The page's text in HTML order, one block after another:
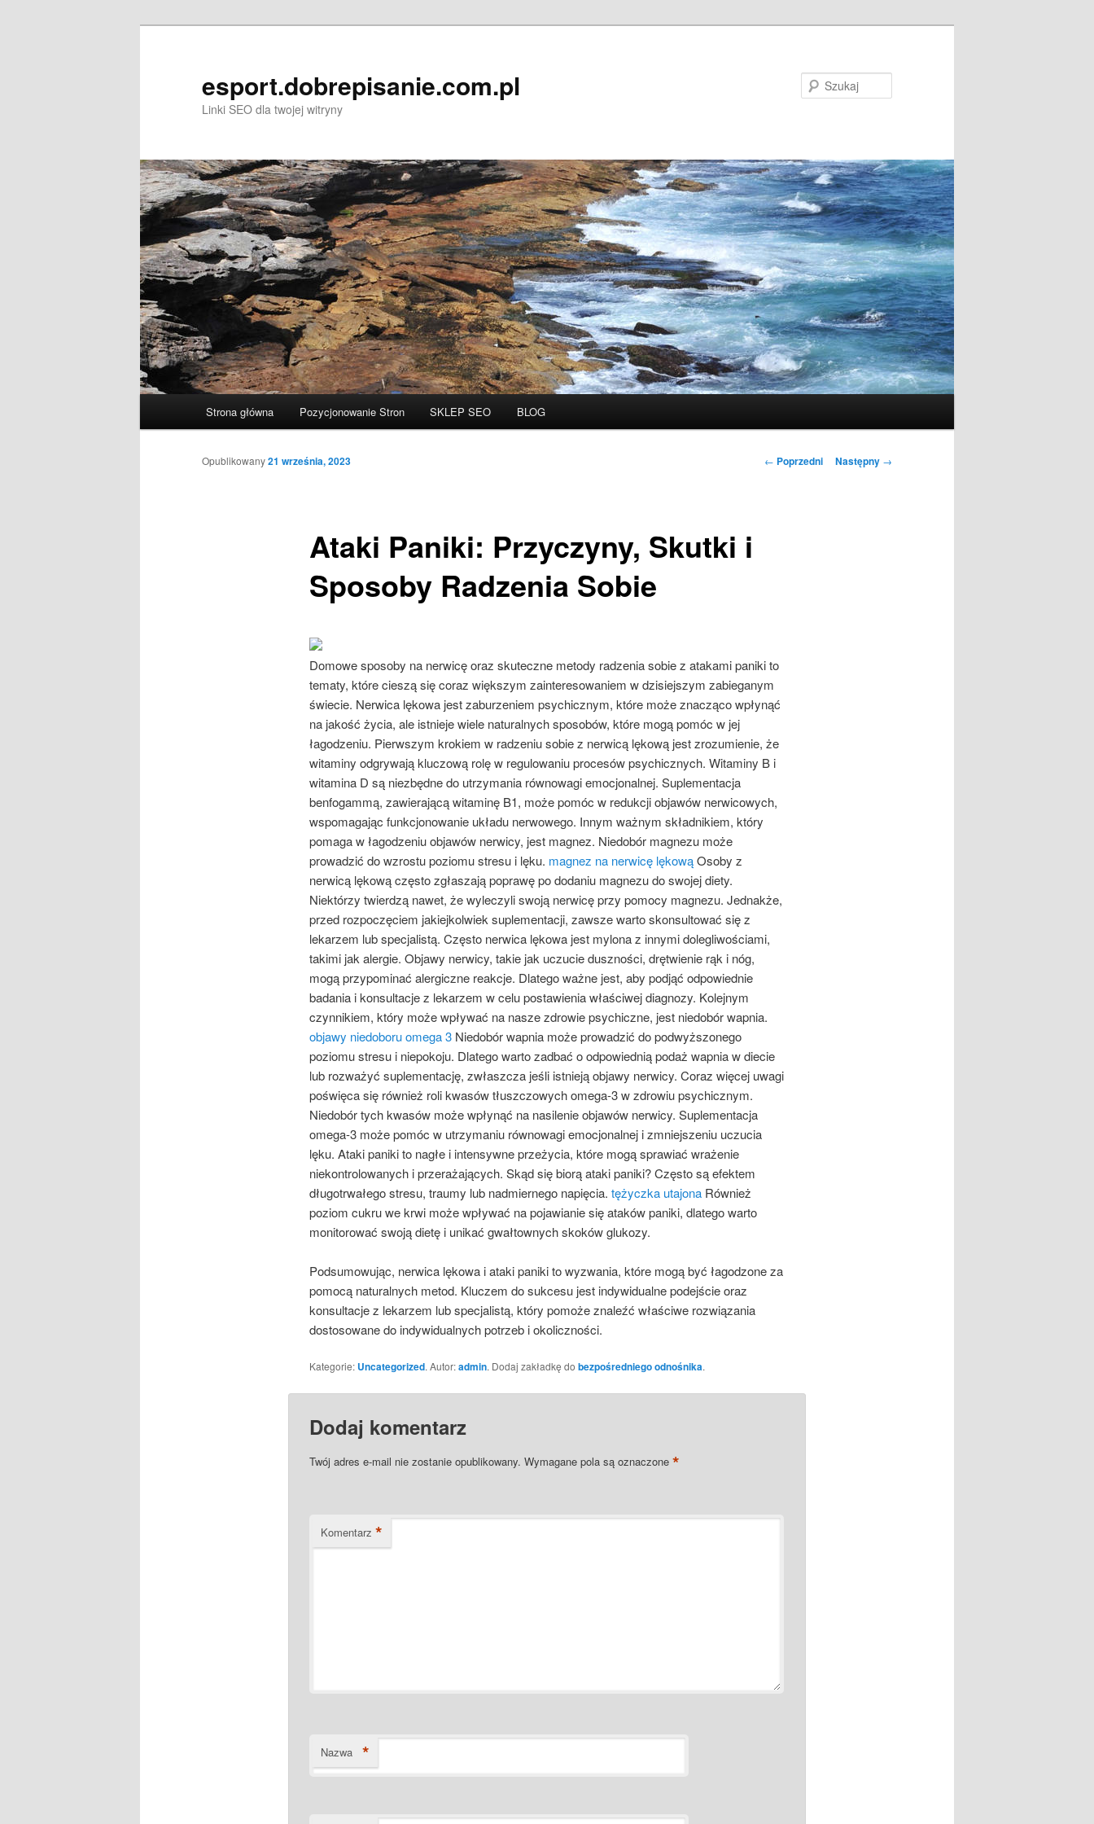
esport.dobrepisanie.com.pl
Linki SEO dla twojej witryny
Strona główna Pozycjonowanie Stron SKLEP SEO BLOG
Nawigacja
← Poprzedni Następny →
Ataki Paniki: Przyczyny, Skutki i
Sposoby Radzenia Sobie
Opublikowany21 września, 2023
Domowe sposoby na nerwicę oraz skuteczne metody radzenia sobie z atakami paniki to
tematy, które cieszą się coraz większym zainteresowaniem w dzisiejszym zabieganym
świecie. Nerwica lękowa jest zaburzeniem psychicznym, które może znacząco wpłynąć
na jakość życia, ale istnieje wiele naturalnych sposobów, które mogą pomóc w jej
łagodzeniu. Pierwszym krokiem w radzeniu sobie z nerwicą lękową jest zrozumienie, że
witaminy odgrywają kluczową rolę w regulowaniu procesów psychicznych. Witaminy B i
witamina D są niezbędne do utrzymania równowagi emocjonalnej. Suplementacja
benfogammą, zawierającą witaminę B1, może pomóc w redukcji objawów nerwicowych,
wspomagając funkcjonowanie układu nerwowego. Innym ważnym składnikiem, który
pomaga w łagodzeniu objawów nerwicy, jest magnez. Niedobór magnezu może
prowadzić do wzrostu poziomu stresu i lęku. magnez na nerwicę lękowąOsoby z
nerwicą lękową często zgłaszają poprawę po dodaniu magnezu do swojej diety.
Niektórzy twierdzą nawet, że wyleczyli swoją nerwicę przy pomocy magnezu. Jednakże,
przed rozpoczęciem jakiejkolwiek suplementacji, zawsze warto skonsultować się z
lekarzem lub specjalistą. Często nerwica lękowa jest mylona z innymi dolegliwościami,
takimi jak alergie. Objawy nerwicy, takie jak uczucie duszności, drętwienie rąk i nóg,
mogą przypominać alergiczne reakcje. Dlatego ważne jest, aby podjąć odpowiednie
badania i konsultacje z lekarzem w celu postawienia właściwej diagnozy. Kolejnym
czynnikiem, który może wpływać na nasze zdrowie psychiczne, jest niedobór wapnia.
objawy niedoboru omega 3Niedobór wapnia może prowadzić do podwyższonego
poziomu stresu i niepokoju. Dlatego warto zadbać o odpowiednią podaż wapnia w diecie
lub rozważyć suplementację, zwłaszcza jeśli istnieją objawy nerwicy. Coraz więcej uwagi
poświęca się również roli kwasów tłuszczowych omega-3 w zdrowiu psychicznym.
Niedobór tych kwasów może wpłynąć na nasilenie objawów nerwicy. Suplementacja
omega-3 może pomóc w utrzymaniu równowagi emocjonalnej i zmniejszeniu uczucia
lęku. Ataki paniki to nagłe i intensywne przeżycia, które mogą sprawiać wrażenie
niekontrolowanych i przerażających. Skąd się biorą ataki paniki? Często są efektem
długotrwałego stresu, traumy lub nadmiernego napięcia. tężyczka utajonaRównież
poziom cukru we krwi może wpływać na pojawianie się ataków paniki, dlatego warto
monitorować swoją dietę i unikać gwałtownych skoków glukozy.
Podsumowując, nerwica lękowa i ataki paniki to wyzwania, które mogą być łagodzone za
pomocą naturalnych metod. Kluczem do sukcesu jest indywidualne podejście oraz
konsultacje z lekarzem lub specjalistą, który pomoże znaleźć właściwe rozwiązania
dostosowane do indywidualnych potrzeb i okoliczności.
Kategorie: Uncategorized. Autor:admin. Dodaj zakładkę do bezpośredniego odnośnika.
Dodaj komentarz
Twój adres e-mail nie zostanie opublikowany. Wymagane pola są oznaczone *
Komentarz *
Nazwa *